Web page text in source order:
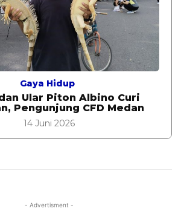
Gaya Hidup
Ular Piton Albino Curi
Pengunjung CFD Medan
14 Juni 2026
- Advertisment -